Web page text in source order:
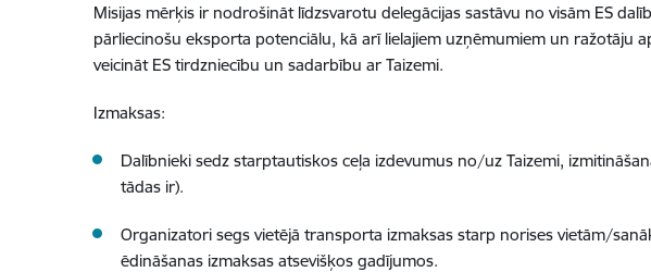
Misijas mērķis ir nodrošināt līdzsvarotu delegācijas sastāvu no visām ES
pārliecinošu eksporta potenciālu, kā arī lielajiem uzņēmumiem un ražotāju
veicināt ES tirdzniecību un sadarbību ar Taizemi.
Izmaksas:
Dalībnieki sedz starptautiskos ceļa izdevumus no/uz Taizemi,
tādas ir).
Organizatori segs vietējā transporta izmaksas starp norises vietām/
ēdināšanas izmaksas atsevišķos gadījumos.